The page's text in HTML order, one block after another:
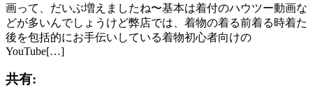
画って、だいぶ増えましたね〜基本は着付のハウツー動画な
どが多いんでしょうけど弊店では、着物の着る前着る時着た
後を包括的にお手伝いしている着物初心者向けの
YouTube[…]
共有: